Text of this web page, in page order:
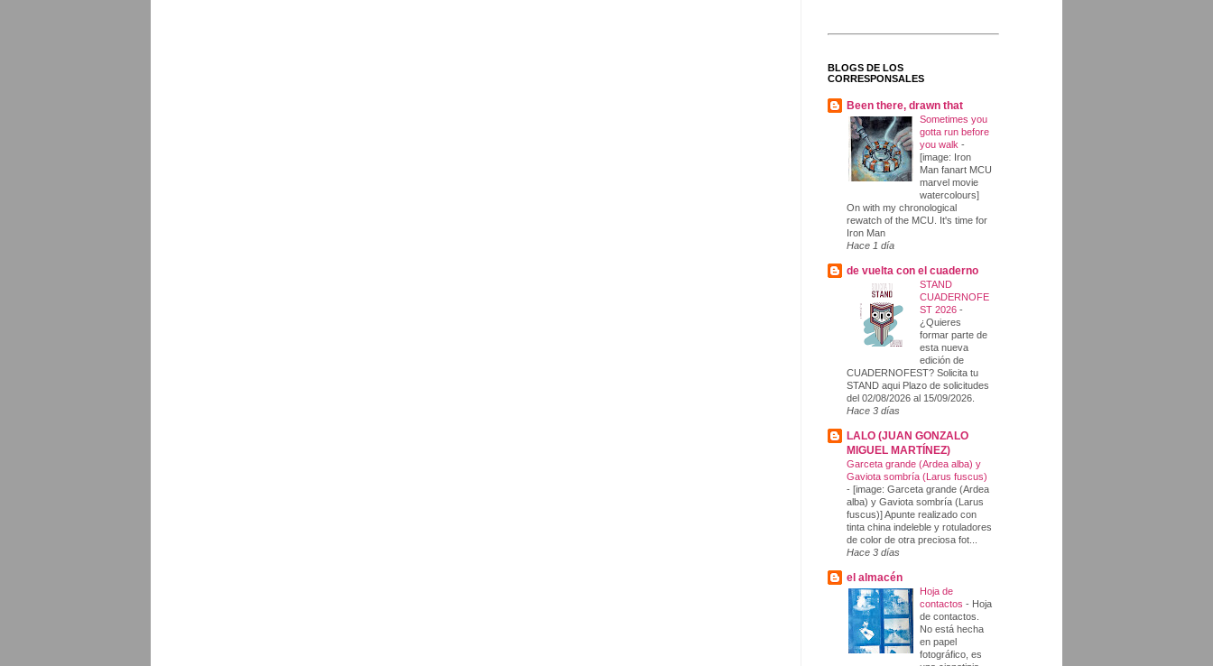
BLOGS DE LOS
CORRESPONSALES
Been there, drawn that
Sometimes you
gotta run before
you walk -
[image: Iron
Man fanart MCU
marvel movie
watercolours]
On with my chronological
rewatch of the MCU. It's time for
Iron Man
Hace 1 día
de vuelta con el cuaderno
STAND
CUADERNOFE
ST 2026 -
¿Quieres
formar parte de
esta nueva
edición de
CUADERNOFEST? Solicita tu
STAND aqui Plazo de solicitudes
del 02/08/2026 al 15/09/2026.
Hace 3 días
LALO (JUAN GONZALO
MIGUEL MARTÍNEZ)
Garceta grande (Ardea alba) y
Gaviota sombría (Larus fuscus)
- [image: Garceta grande (Ardea
alba) y Gaviota sombría (Larus
fuscus)] Apunte realizado con
tinta china indeleble y rotuladores
de color de otra preciosa fot...
Hace 3 días
el almacén
Hoja de
contactos - Hoja
de contactos.
No está hecha
en papel
fotográfico, es